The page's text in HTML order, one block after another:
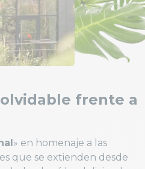
frente a
» en homenaje a las
que se extienden desde